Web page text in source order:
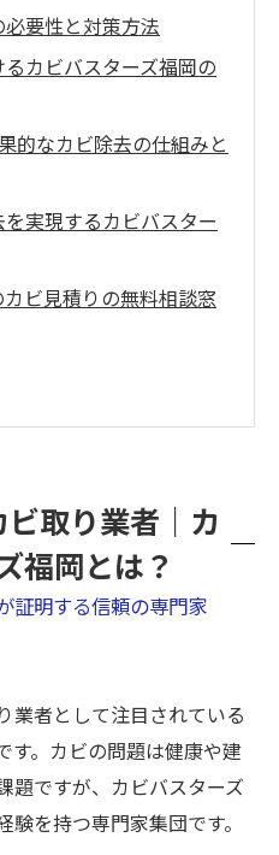
要性と対策方法
カビバスターズ福岡の
的なカビ除去の仕組みと
実現するカビバスター
ビ見積りの無料相談窓
取り業者｜カ
福岡とは？
証明する信頼の専門家
業者として注目されている
す。カビの問題は健康や建
題ですが、カビバスターズ
を持つ専門家集団です。